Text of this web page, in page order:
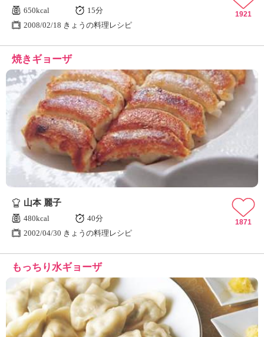
650kcal
15分
2008/02/18 きょうの料理レシピ
1921
焼きギョーザ
山本 麗子
480kcal
40分
2002/04/30 きょうの料理レシピ
1871
もっちり水ギョーザ